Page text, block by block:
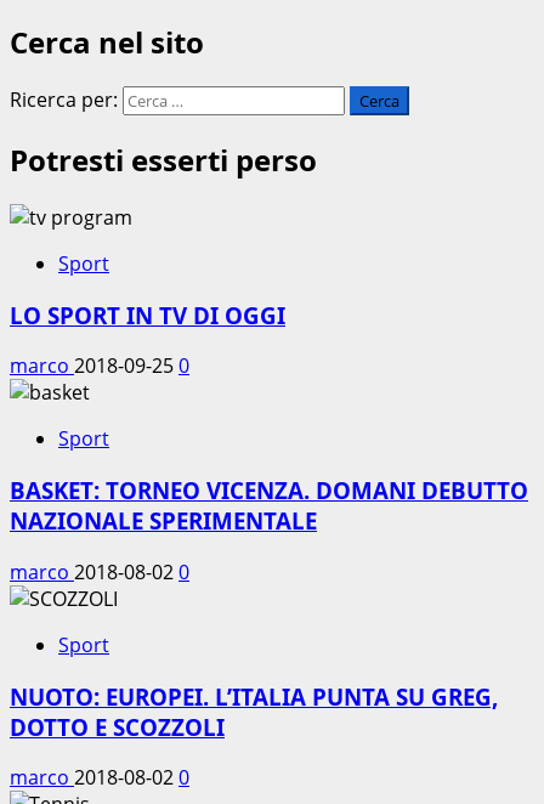
Cerca nel sito
Ricerca per:
Potresti esserti perso
Sport
LO SPORT IN TV DI OGGI
marco 2018-09-250
Sport
BASKET: TORNEO VICENZA. DOMANI DEBUTTO
NAZIONALE SPERIMENTALE
marco 2018-08-020
Sport
NUOTO: EUROPEI. L’ITALIA PUNTA SU GREG,
DOTTO E SCOZZOLI
marco 2018-08-020